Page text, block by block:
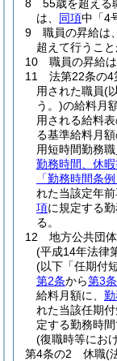
8
55歳を超える
は、 同項中「4
9
職員の昇給は
超えて行うこと
10
職員の昇給
11
法第22条の4
用された職員(
う。)の給料月
用される給料
る基準給料月額
用短時間勤務
勤務時間、休
「勤務時間条
れた当該定年
項に規定する
る。
12
地方公共団
(平成14年法律
(以下「任期付
第2条から第3条
給料月額に、
れた当該任期
定する勤務時
(復職時等にお
第4条の2
休職(